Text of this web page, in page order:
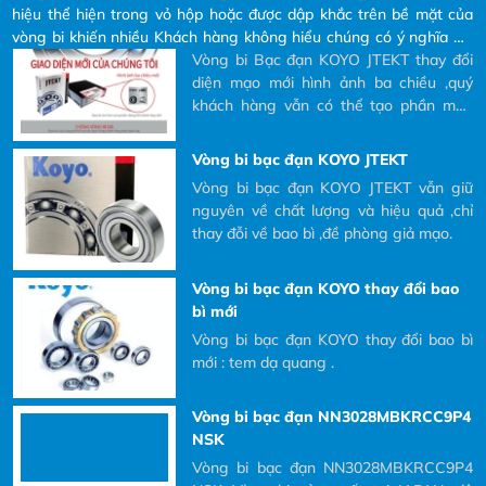
hiệu thể hiện trong vỏ hộp hoặc được dập khắc trên bề mặt của
vòng bi khiến nhiều Khách hàng không hiểu chúng có ý nghĩa gì?
và tại sao phải đọc các ký hiệu đó ra khi Khách hàng có nhu cầu
mua và yêu cầu bên nhà cung cấp báo giá.
bề mặt của vòng bi khiến nhiều Khách
hàng không hiểu chúng có ý nghĩa gì?
và tại sao phải đọc các ký hiệu đó ra khi
Khách hàng có nhu cầu mua và yêu cầu
bên nhà cung cấp báo giá.
Vòng bi Bạc đạn KOYO JTEKT
Vòng bi Bạc đạn KOYO JTEKT thay đổi
diện mạo mới hình ảnh ba chiều ,quý
khách hàng vẫn có thể tạo phần mền
Vòng bi bạc đạn KOYO JTEKT
Vòng bi bạc đạn KOYO JTEKT vẫn giữ
nguyên về chất lượng và hiệu quả ,chỉ
thay đỗi về bao bì ,đề phòng giả mạo.
Vòng bi bạc đạn KOYO thay đổi bao
bì mới
Vòng bi bạc đạn KOYO thay đổi bao bì
mới : tem dạ quang .
Vòng bi bạc đạn NN3028MBKRCC9P4
NSK
Vòng bi bạc đạn NN3028MBKRCC9P4